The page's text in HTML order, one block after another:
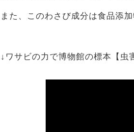
また、このわさび成分は食品添
↓ワサビの力で博物館の標本【虫